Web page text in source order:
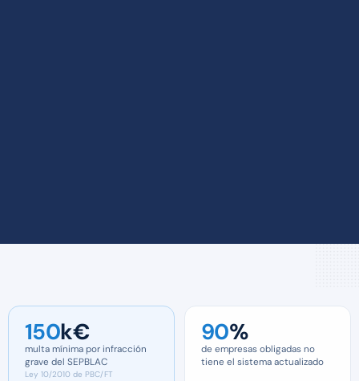
150k€
multa mínima por infracción
grave del SEPBLAC
Ley 10/2010 de PBC/FT
90%
de empresas obligadas no
tiene el sistema actualizado